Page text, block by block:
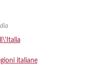
italiane